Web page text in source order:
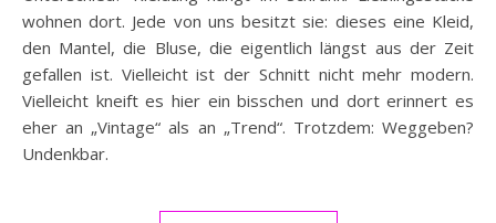
wohnen dort. Jede von uns besitzt sie: dieses eine Kleid,
den Mantel, die Bluse, die eigentlich längst aus der Zeit
gefallen ist. Vielleicht ist der Schnitt nicht mehr modern.
Vielleicht kneift es hier ein bisschen und dort erinnert es
eher an „Vintage“ als an „Trend“. Trotzdem: Weggeben?
Undenkbar.